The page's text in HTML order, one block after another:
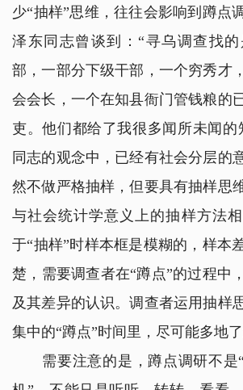
少“抽样”思维，往往会影响到蹲点
泽东同志曾谈到：“寻乌调查找
部，一部分下级干部，一个穷秀才
会会长，一个在知县衙门管钱粮的
吏。他们都给了我很多闻所未闻的
同志的观念中，已经有社会分层的
然不做严格抽样，但要具有抽样思
与社会统计学意义上的抽样方法
于“抽样”时样本框是模糊的，样本
楚，需要调查者在“蹲点”的过程中
及其差异的认识。调查者运用抽样
集中的“蹲点”时间里，尽可能多地了
需要注意的是，蹲点调研不是“